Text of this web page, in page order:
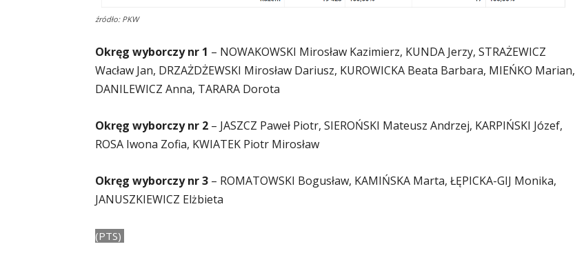
źródło: PKW
Okręg wyborczy nr 1 – NOWAKOWSKI Mirosław Kazimierz, KUNDA Jerzy, STRAŻEWICZ
Wacław Jan, DRZAŻDŻEWSKI Mirosław Dariusz, KUROWICKA Beata Barbara, MIEŃKO Marian,
DANILEWICZ Anna, TARARA Dorota
Okręg wyborczy nr 2 – JASZCZ Paweł Piotr, SIEROŃSKI Mateusz Andrzej, KARPIŃSKI Józef,
ROSA Iwona Zofia, KWIATEK Piotr Mirosław
Okręg wyborczy nr 3 – ROMATOWSKI Bogusław, KAMIŃSKA Marta, ŁĘPICKA-GIJ Monika,
JANUSZKIEWICZ Elżbieta
(PTS)